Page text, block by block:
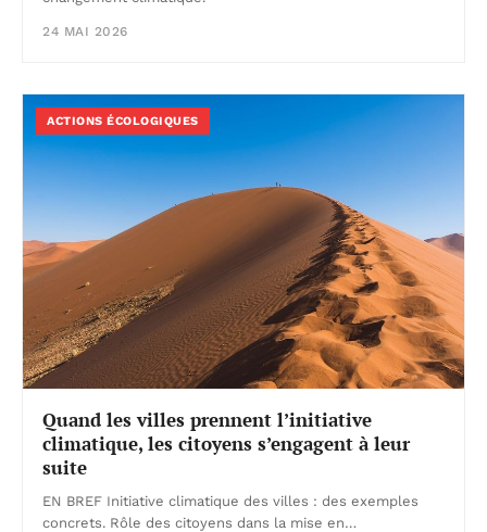
24 MAI 2026
ACTIONS ÉCOLOGIQUES
Quand les villes prennent l’initiative
climatique, les citoyens s’engagent à leur
suite
EN BREF Initiative climatique des villes : des exemples
concrets. Rôle des citoyens dans la mise en…